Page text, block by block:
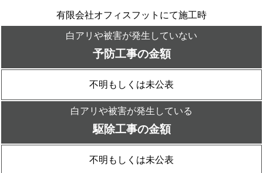
有限会社オフィスフットにて施工時
白アリや被害が発生していない
予防工事の金額
不明もしくは未公表
白アリや被害が発生している
駆除工事の金額
不明もしくは未公表